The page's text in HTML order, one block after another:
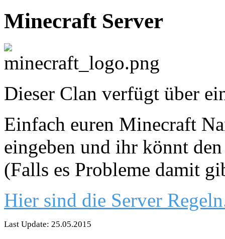
Minecraft Server
Dieser Clan verfügt über
Einfach euren Minecraft
eingeben und ihr könnt
(Falls es Probleme damit
Hier sind die Server
Last Update: 25.05.2015